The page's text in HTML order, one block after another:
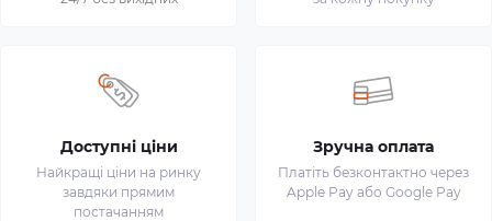
Доступні ціни
Найкращі ціни на ринку
завдяки прямим
постачанням
Зручна оплата
Платіть безконтактно через
Apple Pay або Google Pay